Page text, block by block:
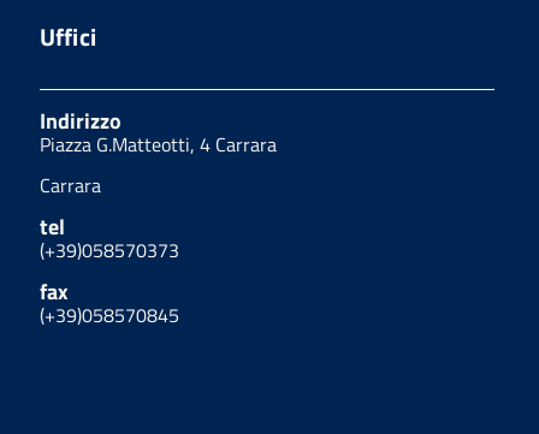
Uffici
Indirizzo
Piazza G.Matteotti, 4 Carrara
Carrara
tel
(+39)058570373
fax
(+39)058570845